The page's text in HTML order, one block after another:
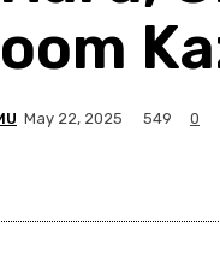
May 22, 2025 549 0